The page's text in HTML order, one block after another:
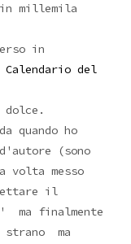
millemila
in
Calendario del
quando ho
(sono
volta messo
il
ma finalmente
ma